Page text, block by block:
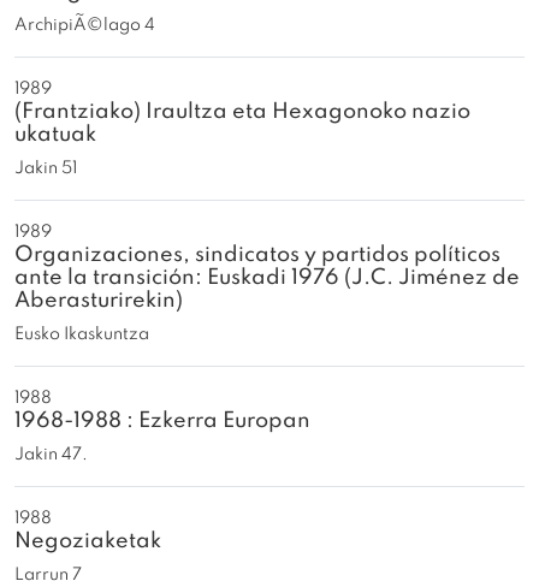
ArchipiÃ©lago 4
1989
(Frantziako) Iraultza eta Hexagonoko nazio
ukatuak
Jakin 51
1989
Organizaciones, sindicatos y partidos políticos
ante la transición: Euskadi 1976 (J.C. Jiménez de
Aberasturirekin)
Eusko Ikaskuntza
1988
1968-1988 : Ezkerra Europan
Jakin 47.
1988
Negoziaketak
Larrun 7